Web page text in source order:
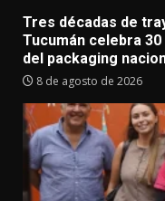
Tres décadas de
Tucumán celebra
del packaging
8 de agosto de 2026